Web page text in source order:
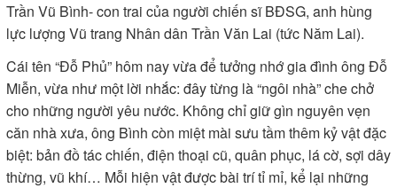
Trần Vũ Bình- con trai của người chiến sĩ BĐSG, anh hùng
lực lượng Vũ trang Nhân dân Trần Văn Lai (tức Năm Lai).
Cái tên “Đỗ Phủ” hôm nay vừa để tưởng nhớ gia đình ông Đỗ
Miễn, vừa như một lời nhắc: đây từng là “ngôi nhà” che chở
cho những người yêu nước. Không chỉ giữ gìn nguyên vẹn
căn nhà xưa, ông Bình còn miệt mài sưu tầm thêm kỷ vật đặc
biệt: bản đồ tác chiến, điện thoại cũ, quân phục, lá cờ, sợi dây
thừng, vũ khí… Mỗi hiện vật được bài trí tỉ mỉ, kể lại những